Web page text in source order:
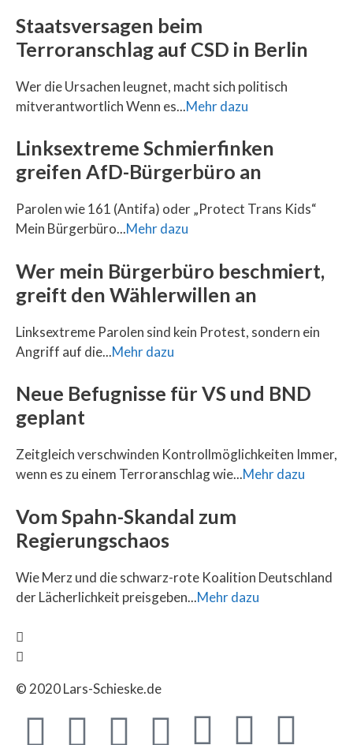
Staatsversagen beim
Terroranschlag auf CSD in Berlin
Wer die Ursachen leugnet, macht sich politisch
mitverantwortlich Wenn es...Mehr dazu
Linksextreme Schmierfinken
greifen AfD-Bürgerbüro an
Parolen wie 161 (Antifa) oder „Protect Trans Kids“
Mein Bürgerbüro...Mehr dazu
Wer mein Bürgerbüro beschmiert,
greift den Wählerwillen an
Linksextreme Parolen sind kein Protest, sondern ein
Angriff auf die...Mehr dazu
Neue Befugnisse für VS und BND
geplant
Zeitgleich verschwinden Kontrollmöglichkeiten Immer,
wenn es zu einem Terroranschlag wie...Mehr dazu
Vom Spahn-Skandal zum
Regierungschaos
Wie Merz und die schwarz-rote Koalition Deutschland
der Lächerlichkeit preisgeben...Mehr dazu
© 2020 Lars-Schieske.de